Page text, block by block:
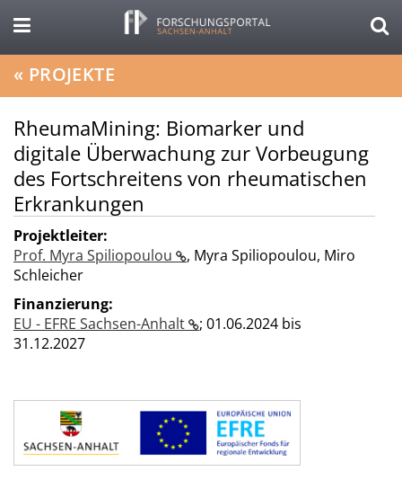
« PROJEKTE
RheumaMining: Biomarker und
digitale Überwachung zur Vorbeugung
des Fortschreitens von rheumatischen
Erkrankungen
Projektleiter:
Prof. Myra Spiliopoulou
, Myra Spiliopoulou, Miro
Schleicher
Finanzierung:
EU - EFRE Sachsen-Anhalt
; 01.06.2024 bis
31.12.2027